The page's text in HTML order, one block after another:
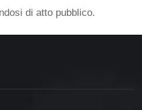
di atto pubblico.